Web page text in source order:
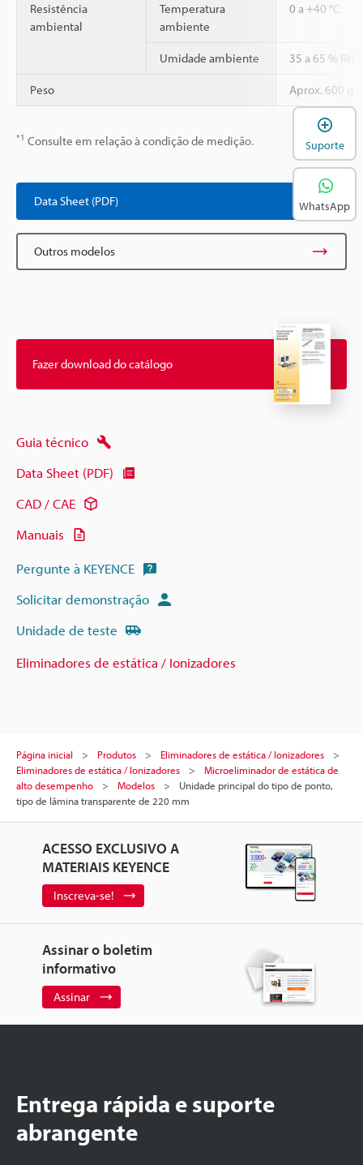
Resistência
ambiental
Temperatura
ambiente
0 a +40 °C
Umidade ambiente 35 a 65 % RH
Peso Aprox. 600 g
*1 Consulte em relação à condição de medição.
Data Sheet (PDF)
Outros modelos
Fazer download do catálogo
Guia técnico
Data Sheet (PDF)
CAD / CAE
Manuais
Pergunte à KEYENCE
Solicitar demonstração
Unidade de teste
Eliminadores de estática / Ionizadores
Página inicial Produtos
Eliminadores de estática / Ionizadores
Eliminadores de estática / Ionizadores
Microeliminador de estática de
alto desempenho
Modelos
Unidade principal do tipo de ponto,
tipo de lâmina transparente de 220 mm
ACESSO EXCLUSIVO A
MATERIAIS KEYENCE
Inscreva-se!
Assinar o boletim
informativo
Assinar
Entrega rápida e suporte
abrangente
Suporte
WhatsApp